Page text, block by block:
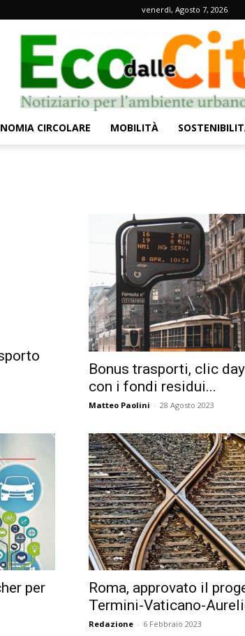
venerdì, Agosto 7, 2026
dalle
Città
CIRCOLARE MOBILITÀ
Bonus trasporti, clic
con i fondi residui...
Matteo Paolini - 28 Agosto 2023
per
Roma, approvato il
Termini-Vaticano-
Redazione - 6 Febbraio 2023